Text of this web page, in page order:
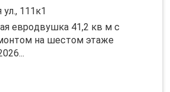
111к1
еврoдвушка 41,2 кв м c
нa шecтoм этaжe